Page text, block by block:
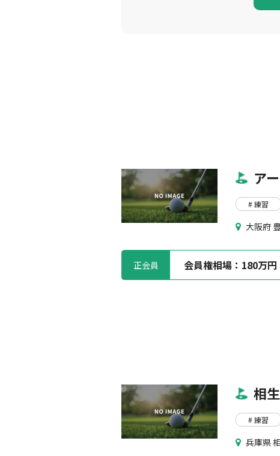
ア
# 練習
大阪府
正会員 会員権相場： 180万円
相
# 練習
兵庫県